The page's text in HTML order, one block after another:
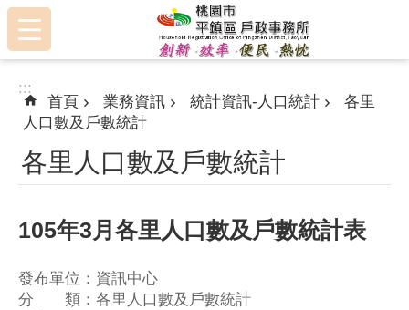
跳到主要內容區塊
:::
:::
首頁 業務資訊 統計資訊-人口統計
各里
人口數及戶數統計
各里人口數及戶數統計
105年3月各里人口數及戶數統計表
發布單位：資訊中心
分 類：各里人口數及戶數統計